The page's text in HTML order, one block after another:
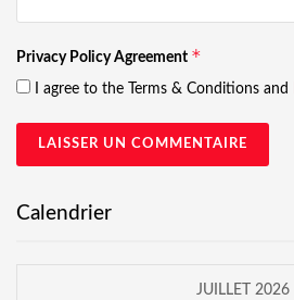
Privacy Policy Agreement *
I agree to the Terms & Conditions and
Calendrier
JUILLET 2026